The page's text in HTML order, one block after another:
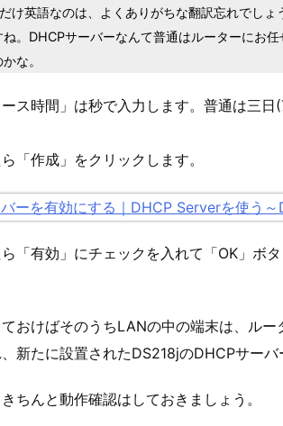
け英語なのは、よくありがちな翻訳忘れでし
ね。DHCPサーバーなんて普通はルーターにお
な。
ース時間」は秒で入力します。普通は
「作成」をクリックします。
「有効」にチェックを入れて「OK」ボ
おけばそのうちLANの中の端末は、ル
新たに設置されたDS218jのDHCPサーバ
ちんと動作確認はしておきましょう。